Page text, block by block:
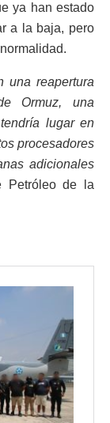
ya han estado
a la baja, pero
una reapertura
Ormuz, una
lugar en
procesadores
adicionales
Petróleo de la